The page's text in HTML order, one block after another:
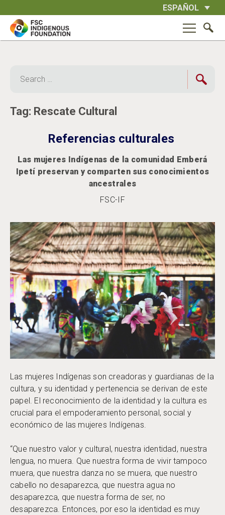
to
content
ESPAÑOL
for:
Tag: Rescate Cultural
Referencias culturales
Las mujeres Indígenas de la comunidad Emberá
Ipetí preservan y comparten sus conocimientos
ancestrales
FSC-IF
Las mujeres Indígenas son creadoras y guardianas de la
cultura, y su identidad y pertenencia se derivan de este
papel. El reconocimiento de la identidad y la cultura es
crucial para el empoderamiento personal, social y
económico de las mujeres Indígenas.
“Que nuestro valor y cultural, nuestra identidad, nuestra
lengua, no muera. Que nuestra forma de vivir tampoco
muera, que nuestra danza no se muera, que nuestro
cabello no desaparezca, que nuestra agua no
desaparezca, que nuestra forma de ser, no
desaparezca. Entonces, por eso la identidad es muy